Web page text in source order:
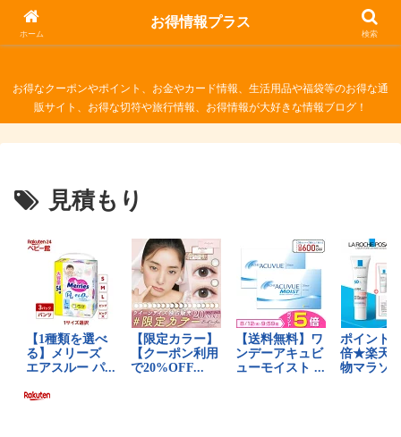
お得情報プラス
お得なクーポンやポイント、お金やカード情報、生活用品や福袋等のお得な通
販サイト、お得な切符や旅行情報、お得情報が大好きな情報ブログ！
見積もり
ホーム
お得情報プラス
検索